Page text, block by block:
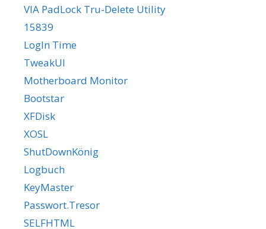
VIA PadLock Tru-Delete Utility
15839
LogIn Time
TweakUI
Motherboard Monitor
Bootstar
XFDisk
XOSL
ShutDownKönig
Logbuch
KeyMaster
Passwort.Tresor
SELFHTML